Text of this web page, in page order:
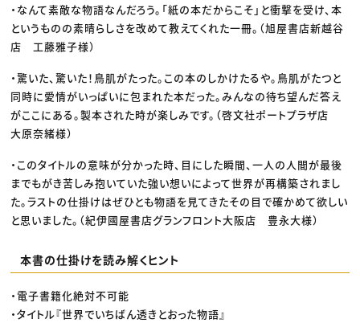
・なんて素敵な物語なんだろう。「紙の本だからこそ」と衝撃を受け、本
というものの素晴らしさを改めて教えてくれた一冊。（旭屋書店新越谷
店 工藤雅子様）
・驚いた、驚いた！鳥肌がたった。この本のしかけたるや。鳥肌がたつと
同時に愛情がいっぱいに包まれた本だった。みんなの待ち望んだ答え
がここにある。製本された時が楽しみです。（啓文社ポートプラザ店
大原奈緒様）
・このタイトルの意味が分かった時、目にした瞬間、一人の人間が最後
までもがき苦しみ抱いていた強い想いによって世界が再構築されまし
た。ラストの仕掛けはぜひとも物語を見てきたその目で確かめて欲しい
と思いました。（紀伊國屋書店グランフロント大阪店 豊永大様）
本書の仕掛けを読み解くヒント
・電子書籍化絶対不可能
・タイトル『世界でいちばん透きとおった物語』